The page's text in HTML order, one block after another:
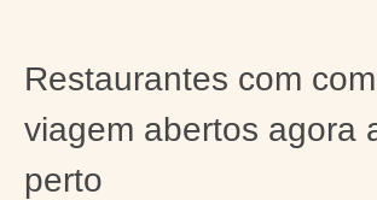
Restaurantes com
viagem abertos agora
perto